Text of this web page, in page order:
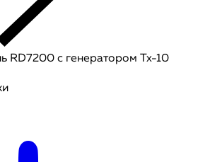
RD7200 c генератором Tx-10